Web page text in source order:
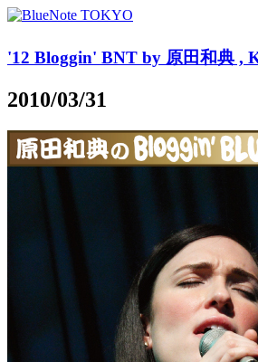
'12 Bloggin' BNT by 原田和典 ,
2010/03/31